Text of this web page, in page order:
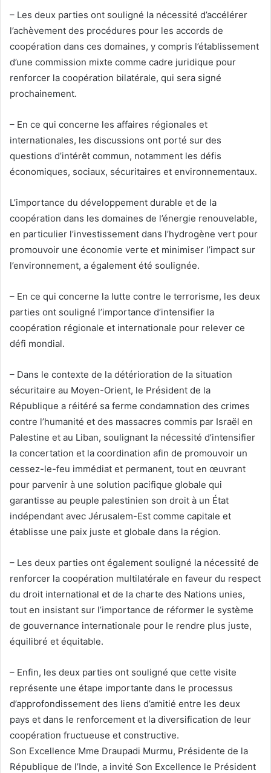
– Les deux parties ont souligné la nécessité d’accélérer
l’achèvement des procédures pour les accords de
coopération dans ces domaines, y compris l’établissement
d’une commission mixte comme cadre juridique pour
renforcer la coopération bilatérale, qui sera signé
prochainement.
– En ce qui concerne les affaires régionales et
internationales, les discussions ont porté sur des
questions d’intérêt commun, notamment les défis
économiques, sociaux, sécuritaires et environnementaux.
L’importance du développement durable et de la
coopération dans les domaines de l’énergie renouvelable,
en particulier l’investissement dans l’hydrogène vert pour
promouvoir une économie verte et minimiser l’impact sur
l’environnement, a également été soulignée.
– En ce qui concerne la lutte contre le terrorisme, les deux
parties ont souligné l’importance d’intensifier la
coopération régionale et internationale pour relever ce
défi mondial.
– Dans le contexte de la détérioration de la situation
sécuritaire au Moyen-Orient, le Président de la
République a réitéré sa ferme condamnation des crimes
contre l’humanité et des massacres commis par Israël en
Palestine et au Liban, soulignant la nécessité d’intensifier
la concertation et la coordination afin de promouvoir un
cessez-le-feu immédiat et permanent, tout en œuvrant
pour parvenir à une solution pacifique globale qui
garantisse au peuple palestinien son droit à un État
indépendant avec Jérusalem-Est comme capitale et
établisse une paix juste et globale dans la région.
– Les deux parties ont également souligné la nécessité de
renforcer la coopération multilatérale en faveur du respect
du droit international et de la charte des Nations unies,
tout en insistant sur l’importance de réformer le système
de gouvernance internationale pour le rendre plus juste,
équilibré et équitable.
– Enfin, les deux parties ont souligné que cette visite
représente une étape importante dans le processus
d’approfondissement des liens d’amitié entre les deux
pays et dans le renforcement et la diversification de leur
coopération fructueuse et constructive.
Son Excellence Mme Draupadi Murmu, Présidente de la
République de l’Inde, a invité Son Excellence le Président